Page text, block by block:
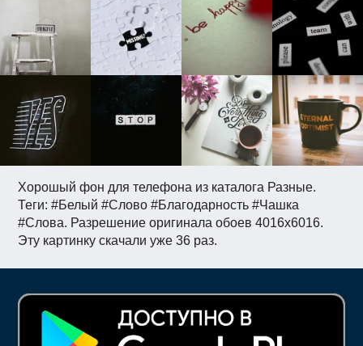
Хорошый фон для телефона из каталога Разные.
Теги: #Белый #Слово #Благодарность #Чашка
#Слова. Разрешение оригинала обоев 4016x6016.
Эту картинку скачали уже 36 раз.